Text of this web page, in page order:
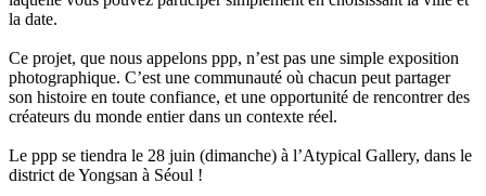
la date.
Ce projet, que nous appelons ppp, n’est pas une simple exposition
photographique. C’est une communauté où chacun peut partager
son histoire en toute confiance, et une opportunité de rencontrer des
créateurs du monde entier dans un contexte réel.
Le ppp se tiendra le 28 juin (dimanche) à l’Atypical Gallery, dans le
district de Yongsan à Séoul !